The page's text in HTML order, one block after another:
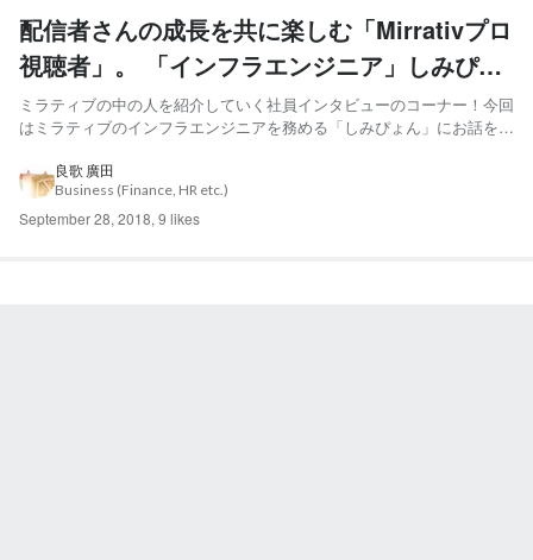
配信者さんの成長を共に楽しむ「Mirrativプロ
視聴者」。 「インフラエンジニア」しみぴょ
ん- ミラティブの中の人
ミラティブの中の人を紹介していく社員インタビューのコーナー！今回
はミラティブのインフラエンジニアを務める「しみぴょん」にお話を伺
ばれている清水 雅也さん。彼が「視聴者」にハマっている理由やその
楽しみ方、ミラティブでこれから実現したいことについて詳し...
良歌 廣田
Business (Finance, HR etc.)
September 28, 2018, 9 likes